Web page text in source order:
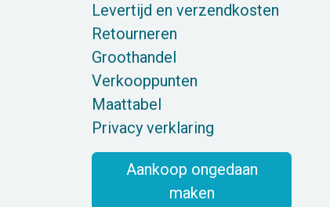
Levertijd en verzendkosten
Retourneren
Groothandel
Verkooppunten
Maattabel
Privacy verklaring
Aankoop ongedaan
maken